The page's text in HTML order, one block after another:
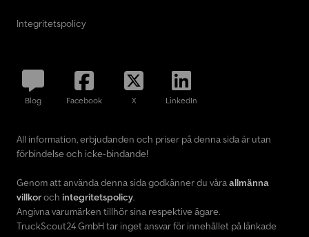
Integritetspolicy
Blog Facebook X LinkedIn
All information, erbjudanden och priser på denna sida är utan
förbindelse och icke-bindande!
Genom att använda denna sida godkänner du våraallmänna
villkoroch integritetspolicy.
Angivna varumärken tillhör sina respektive ägare.
TruckScout24 GmbH tar inget ansvar för innehållet på länkade